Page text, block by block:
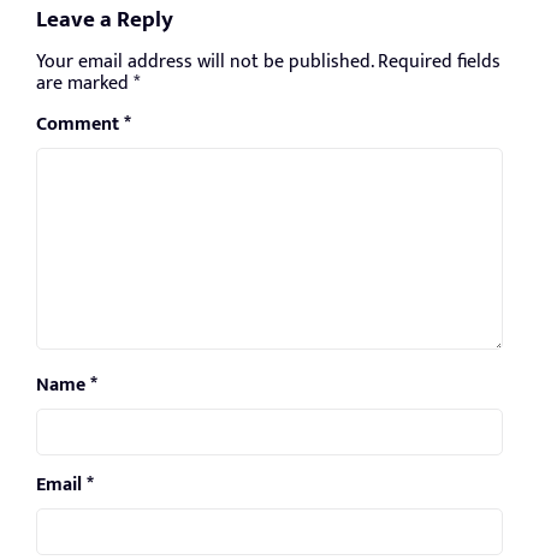
Leave a Reply
Your email address will not be published.Required fields
are marked*
Comment*
Name*
Email*